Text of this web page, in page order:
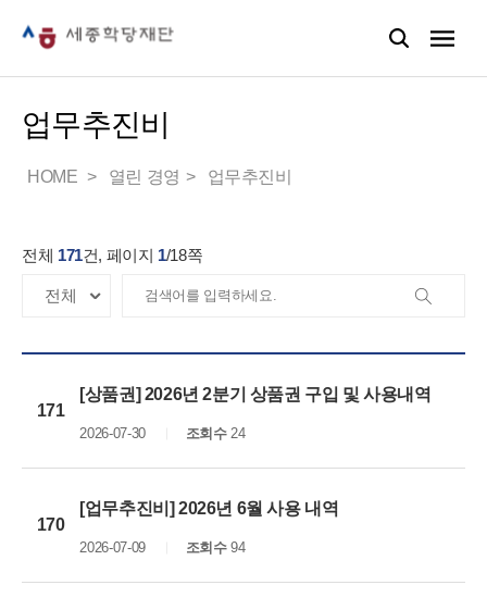
업무추진비
HOME 열린 경영 업무추진비
전체 171건, 페이지 1/18쪽
171
[상품권] 2026년 2분기 상품권 구입 및 사용내역
2026-07-30 조회수24
170
[업무추진비] 2026년 6월 사용 내역
2026-07-09 조회수94